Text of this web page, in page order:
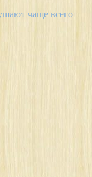
чаще всего